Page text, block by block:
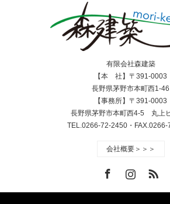
有限会社森建築
【本 社】〒391-0003
長野県茅野市本町西1-46
【事務所】〒391-0003
長野県茅野市本町西4-5 丸上
TEL.0266-72-2450・FAX.0266-
会社概要＞＞＞